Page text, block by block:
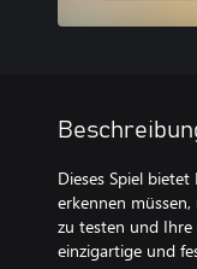
Dieses Spiel
erkennen
zu testen und Ihre
einzigartige und